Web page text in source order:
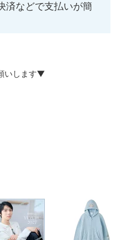
済などで支払いが簡
いします▼